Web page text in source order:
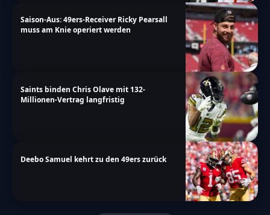
Saison-Aus: 49ers-Receiver Ricky Pearsall
muss am Knie operiert werden
Saints binden Chris Olave mit 132-
Millionen-Vertrag langfristig
Deebo Samuel kehrt zu den 49ers zurück